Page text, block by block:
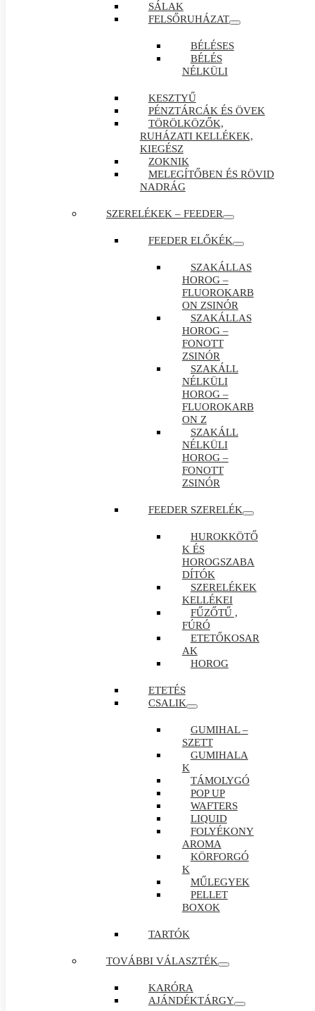
SÁLAK
FELSŐRUHÁZAT
BÉLÉSES
BÉLÉS
NÉLKÜLI
KESZTYŰ
PÉNZTÁRCÁK ÉS ÖVEK
TÖRÖLKÖZŐK,
RUHÁZATI KELLÉKEK,
KIEGÉSZ
ZOKNIK
MELEGÍTŐBEN ÉS RÖVID
NADRÁG
SZERELÉKEK – FEEDER
FEEDER ELŐKÉK
SZAKÁLLAS
HOROG –
FLUOROKARB
ON ZSINÓR
SZAKÁLLAS
HOROG –
FONOTT
ZSINÓR
SZAKÁLL
NÉLKÜLI
HOROG –
FLUOROKARB
ON Z
SZAKÁLL
NÉLKÜLI
HOROG –
FONOTT
ZSINÓR
FEEDER SZERELÉK
HUROKKÖTŐ
K ÉS
HOROGSZABA
DÍTÓK
SZERELÉKEK
KELLÉKEI
FŰZŐTŰ ,
FÚRÓ
ETETŐKOSAR
AK
HOROG
ETETÉS
CSALIK
GUMIHAL –
SZETT
GUMIHALA
K
TÁMOLYGÓ
POP UP
WAFTERS
LIQUID
FOLYÉKONY
AROMA
KÖRFORGÓ
K
MŰLEGYEK
PELLET
BOXOK
TARTÓK
TOVÁBBI VÁLASZTÉK
KARÓRA
AJÁNDÉKTÁRGY